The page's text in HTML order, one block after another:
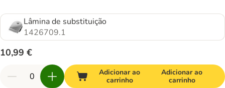
Lâmina de substituição
1426709.1
10,99 €
Adicionar ao
carrinho
Adicionar ao
carrinho